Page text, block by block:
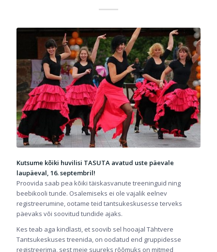
Kutsume kõiki huvilisi TASUTA avatud uste päevale
laupäeval, 16. septembril!
Proovida saab pea kõiki täiskasvanute treeninguid ning
beebikooli tunde. Osalemiseks ei ole vajalik eelnev
registreerumine, ootame teid tantsukeskusesse terveks
päevaks või soovitud tundide ajaks.
Kes teab aga kindlasti, et soovib sel hooajal Tähtvere
Tantsukeskuses treenida, on oodatud end gruppidesse
registreerima, sest meie suureks rõõmuks on mitmed